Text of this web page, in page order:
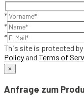
*
*
*
This site is protected by
Policy and Terms of
×
Anfrage zum